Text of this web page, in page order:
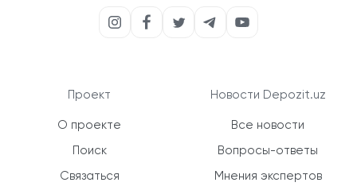
Проект
О проекте
Поиск
Связаться
Новости Depozit.uz
Все новости
Вопросы-ответы
Мнения экспертов